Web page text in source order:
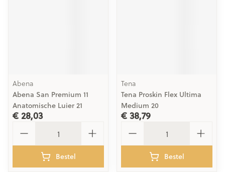
Abena
Abena San Premium 11
Anatomische Luier 21
€ 28,03
Bestel
Tena
Tena Proskin Flex Ultima
Medium 20
€ 38,79
Bestel